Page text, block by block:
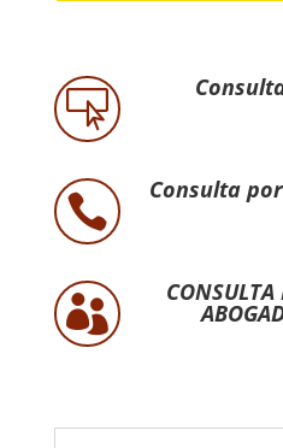


Consulta por

CONSULTA